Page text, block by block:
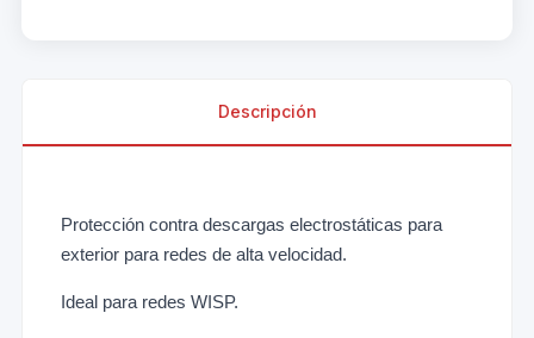
Descripción
Protección contra descargas electrostáticas para
exterior para redes de alta velocidad.
Ideal para redes WISP.